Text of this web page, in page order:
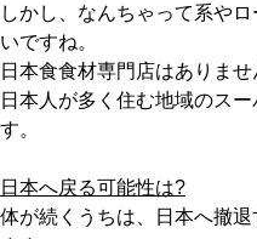
しかし、なんちゃって系や
いですね。
日本食食材専門店はありませ
日本人が多く住む地域のス
す。
日本へ戻る可能性は?
体が続くうちは、日本へ撤